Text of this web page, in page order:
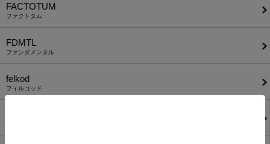
FACTOTUM
ファクトタム
FDMTL
ファンダメンタル
felkod
フィルコッド